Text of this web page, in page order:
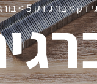
דק>בורג דק 5 >בורג